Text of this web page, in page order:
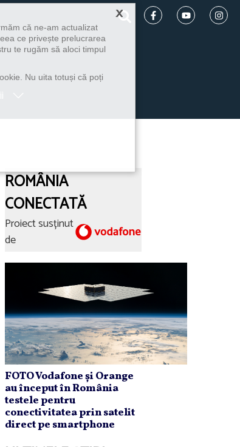
ROMÂNIA
CONECTATĂ
Proiect susținut
de
FOTO Vodafone și Orange
au început în România
testele pentru
conectivitatea prin satelit
direct pe smartphone
×
că ne-am actualizat
ce privește prelucrarea
te rugăm să aloci timpul
Nu uita totuși că poți